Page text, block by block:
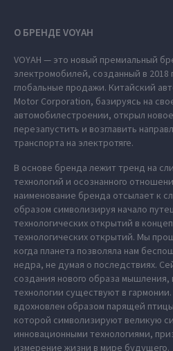
О БРЕНДЕ VOYAH
VOYAH — это новый премиальный
электромобилей, созданный в 2018
глобальные продажи. Китайский
Motor Corporation, базируясь на
автомобилестроении, открыл
перезапустить и возглавить
транспорта на электротяге.
В основе бренда лежит тренд на
технологий и осознанного
наименование бренда отсылает к
образом символизируя начало
технологических открытий в
технологических открытий. Мы
когда планета позволяла нам
недра, не думая о последствиях.
создания нового образа
технологии существуют в
вдохновлен образом парящей
которой символизируют великую
инновационными технологиями,
измерение жизни в мире будущего.